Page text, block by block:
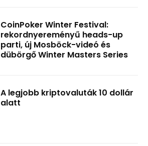
CoinPoker Winter Festival:
rekordnyereményű heads-up
parti, új Mosböck-videó és
dübörgő Winter Masters Series
A legjobb kriptovaluták 10 dollár
alatt